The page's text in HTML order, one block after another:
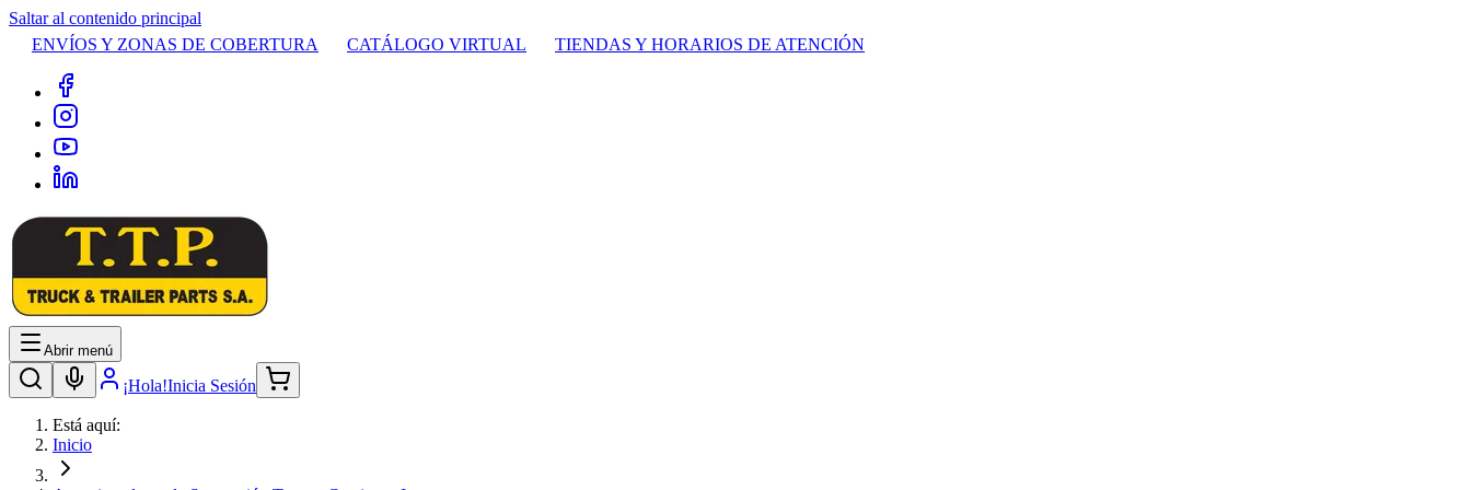
Saltar al contenido principal
ENVÍOS Y ZONAS DE COBERTURA
CATÁLOGO VIRTUAL TIENDAS Y HORARIOS DE ATENCIÓN
Abrir menú
¡Hola!Inicia Sesión
Está aquí:
Inicio